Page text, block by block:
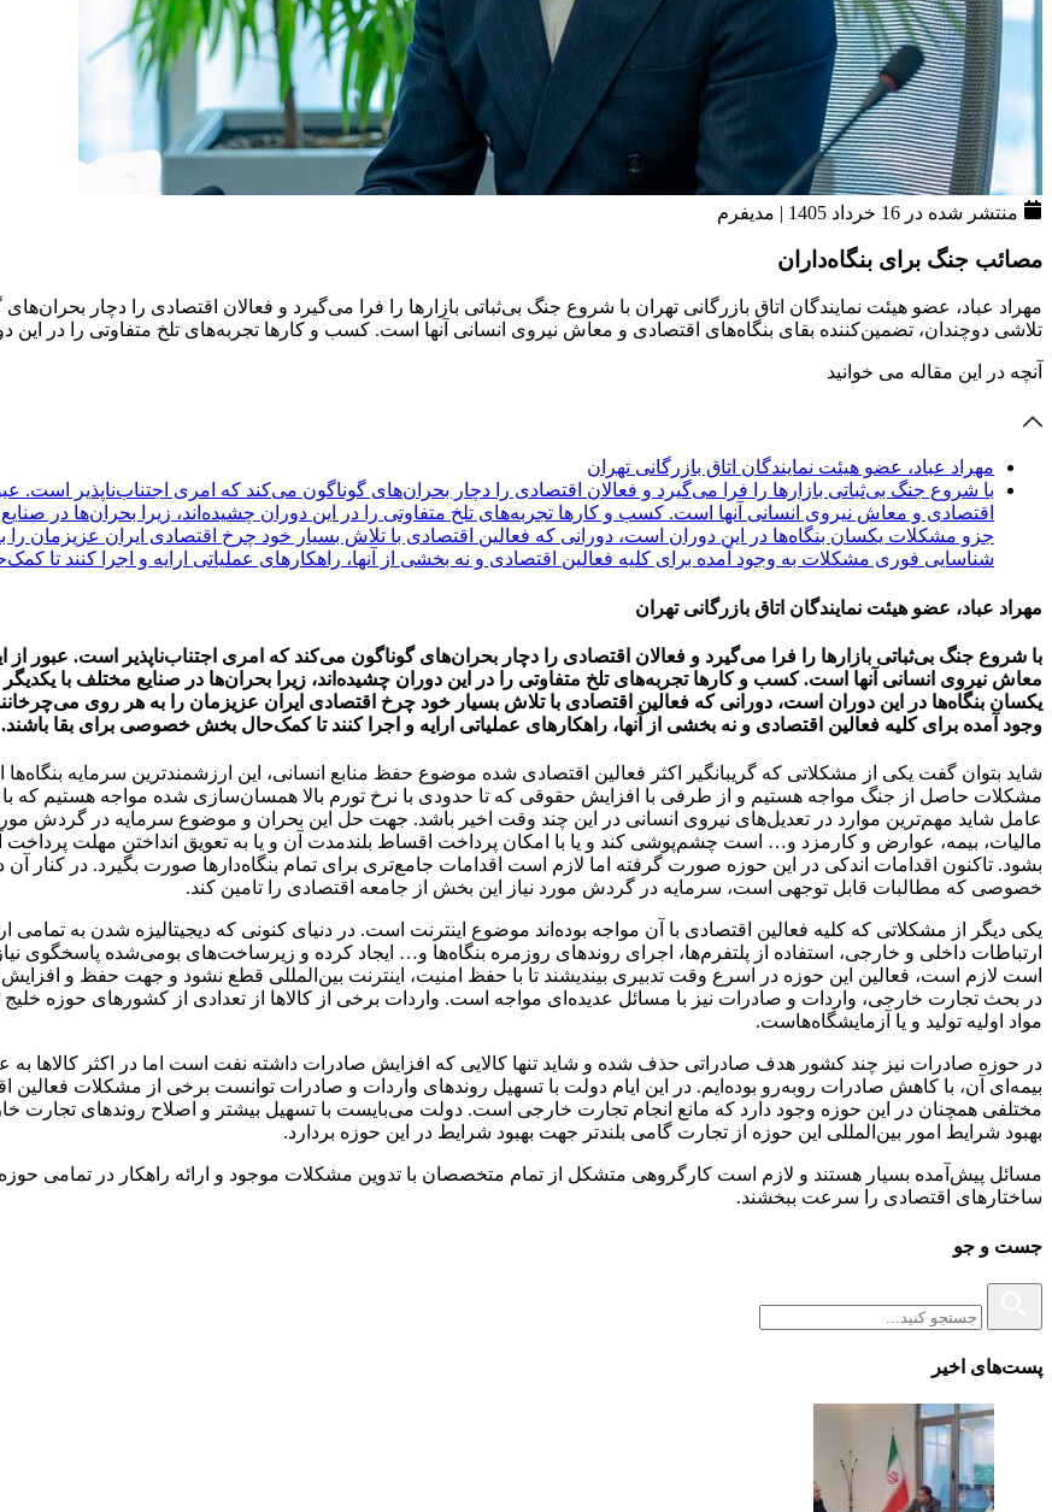
منتشر شده در 16 خرداد 1405 | مدیفرم
مصائب جنگ برای بنگاه‌داران
مهراد عباد، عضو هیئت نمایندگان اتاق بازرگانی تهران با شروع جنگ بی‌ثباتی بازارها را فرا می‌گیرد و فعالان اقتصادی را دچار
تلاشی دوچندان، تضمین‌کننده بقای بنگاه‌های اقتصادی و معاش نیروی انسانی آنها است. کسب و کارها تجربه‌های تلخ متفاوتی را در این
آنچه در این مقاله می خوانید
مهراد عباد، عضو هیئت نمایندگان اتاق بازرگانی تهران
با شروع جنگ بی‌ثباتی بازارها را فرا می‌گیرد و فعالان اقتصادی را دچار بحران‌های گوناگون می‌کند که امری اجتناب‌ناپذیر است.
اقتصادی و معاش نیروی انسانی آنها است. کسب و کارها تجربه‌های تلخ متفاوتی را در این دوران چشیده‌اند، زیرا بحران‌ها در
جزو مشکلات یکسان بنگاه‌ها در این دوران است، دورانی که فعالین اقتصادی با تلاش بسیار خود چرخ اقتصادی ایران
شناسایی فوری مشکلات به وجود آمده برای کلیه فعالین اقتصادی و نه بخشی از آنها، راهکارهای عملیاتی ارایه و اجرا کنند تا
مهراد عباد، عضو هیئت نمایندگان اتاق بازرگانی تهران
با شروع جنگ بی‌ثباتی بازارها را فرا می‌گیرد و فعالان اقتصادی را دچار بحران‌های گوناگون می‌کند که امری اجتناب‌ناپذیر است. عبور از
معاش نیروی انسانی آنها است. کسب و کارها تجربه‌های تلخ متفاوتی را در این دوران چشیده‌اند، زیرا بحران‌ها در صنایع مختلف با
یکسان بنگاه‌ها در این دوران است، دورانی که فعالین اقتصادی با تلاش بسیار خود چرخ اقتصادی ایران عزیزمان را به هر روی
وجود آمده برای کلیه فعالین اقتصادی و نه بخشی از آنها، راهکارهای عملیاتی ارایه و اجرا کنند تا کمک‌حال بخش خصوصی برای بقا باشند.
شاید بتوان گفت یکی از مشکلاتی که گریبانگیر اکثر فعالین اقتصادی شده موضوع حفظ منابع انسانی، این ارزشمندترین سرمایه
مشکلات حاصل از جنگ مواجه هستیم و از طرفی با افزایش حقوقی که تا حدودی با نرخ تورم بالا همسان‌سازی شده مواجه هستیم که
عامل شاید مهم‌ترین موارد در تعدیل‌های نیروی انسانی در این چند وقت اخیر باشد. جهت حل این بحران و موضوع سرمایه در گردش
مالیات، بیمه، عوارض و کارمزد و… است چشم‌پوشی کند و یا با امکان پرداخت اقساط بلندمدت آن و یا به تعویق انداختن مهلت
بشود. تاکنون اقدامات اندکی در این حوزه صورت گرفته اما لازم است اقدامات جامع‌تری برای تمام بنگاه‌دارها صورت بگیرد. در
خصوصی که مطالبات قابل توجهی است، سرمایه در گردش مورد نیاز این بخش از جامعه اقتصادی را تامین کند.
یکی دیگر از مشکلاتی که کلیه فعالین اقتصادی با آن مواجه بوده‌اند موضوع اینترنت است. در دنیای کنونی که دیجیتالیزه شدن به
ارتباطات داخلی و خارجی، استفاده از پلتفرم‌ها، اجرای روندهای روزمره بنگاه‌ها و… ایجاد کرده و زیرساخت‌های بومی‌شده پاسخگوی
است لازم است، فعالین این حوزه در اسرع وقت تدبیری بیندیشند تا با حفظ امنیت، اینترنت بین‌المللی قطع نشود و جهت حفظ و افزایش
در بحث تجارت خارجی، واردات و صادرات نیز با مسائل عدیده‌ای مواجه است. واردات برخی از کالاها از تعدادی از کشورهای حوزه
مواد اولیه تولید و یا آزمایشگاه‌هاست.
در حوزه صادرات نیز چند کشور هدف صادراتی حذف شده و شاید تنها کالایی که افزایش صادرات داشته نفت است اما در اکثر کالاها
بیمه‌ای آن، با کاهش صادرات روبه‌رو بوده‌ایم. در این ایام دولت با تسهیل روندهای واردات و صادرات توانست برخی از مشکلات
مختلفی همچنان در این حوزه وجود دارد که مانع انجام تجارت خارجی است. دولت می‌بایست با تسهیل بیشتر و اصلاح روندهای
بهبود شرایط امور بین‌المللی این حوزه از تجارت گامی بلندتر جهت بهبود شرایط در این حوزه بردارد.
مسائل پیش‌آمده بسیار هستند و لازم است کارگروهی متشکل از تمام متخصصان با تدوین مشکلات موجود و ارائه راهکار در تمامی
ساختارهای اقتصادی را سرعت ببخشند.
جست و جو
پست‌های اخیر